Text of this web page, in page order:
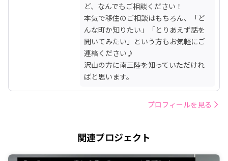
ど、なんでもご相談ください！
本気で移住のご相談はもちろん、「ど
んな町か知りたい」「とりあえず話を
聞いてみたい」という方もお気軽にご
連絡ください♪
沢山の方に南三陸を知っていただけれ
ばと思います。
プロフィールを見る
関連プロジェクト